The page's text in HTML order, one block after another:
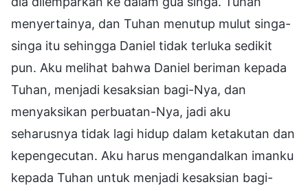
menyertainya, dan Tuhan menutup mulut singa-
singa itu sehingga Daniel tidak terluka sedikit
pun. Aku melihat bahwa Daniel beriman kepada
Tuhan, menjadi kesaksian bagi-Nya, dan
menyaksikan perbuatan-Nya, jadi aku
seharusnya tidak lagi hidup dalam ketakutan dan
kepengecutan. Aku harus mengandalkan imanku
kepada Tuhan untuk menjadi kesaksian bagi-